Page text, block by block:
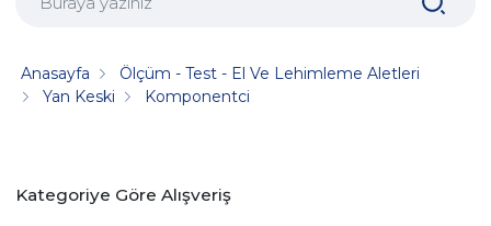
Anasayfa
Ölçüm - Test - El Ve Lehimleme Aletleri
Yan Keski
Komponentci
Kategoriye Göre Alışveriş